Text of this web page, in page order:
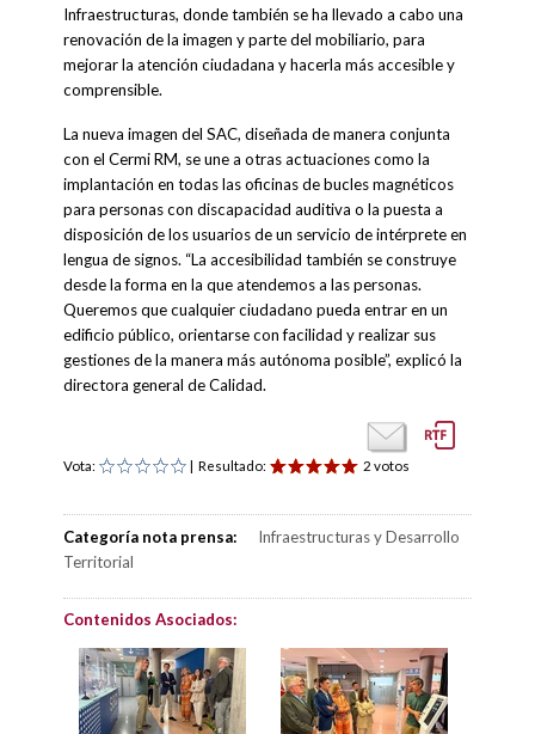
Infraestructuras, donde también se ha llevado a cabo una
renovación de la imagen y parte del mobiliario, para
mejorar la atención ciudadana y hacerla más accesible y
comprensible.
La nueva imagen del SAC, diseñada de manera conjunta
con el Cermi RM, se une a otras actuaciones como la
implantación en todas las oficinas de bucles magnéticos
para personas con discapacidad auditiva o la puesta a
disposición de los usuarios de un servicio de intérprete en
lengua de signos. “La accesibilidad también se construye
desde la forma en la que atendemos a las personas.
Queremos que cualquier ciudadano pueda entrar en un
edificio público, orientarse con facilidad y realizar sus
gestiones de la manera más autónoma posible”, explicó la
directora general de Calidad.
Vota: | Resultado: 2 votos
Categoría nota prensa:
Infraestructuras y Desarrollo
Territorial
Contenidos Asociados: